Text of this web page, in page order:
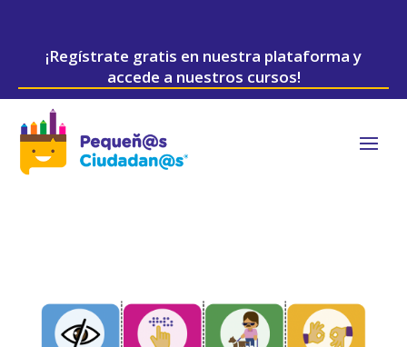
¡Regístrate gratis en nuestra plataforma y
accede a nuestros cursos!